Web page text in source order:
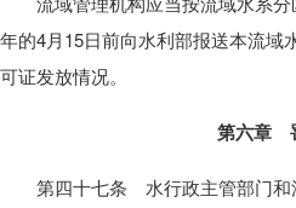
年的4月15日前向水利部报送本流域
可证发放情况。
第六章
第四十七条 水行政主管部门和